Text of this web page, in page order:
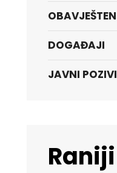
DOGAĐAJI
JAVNI POZIVI